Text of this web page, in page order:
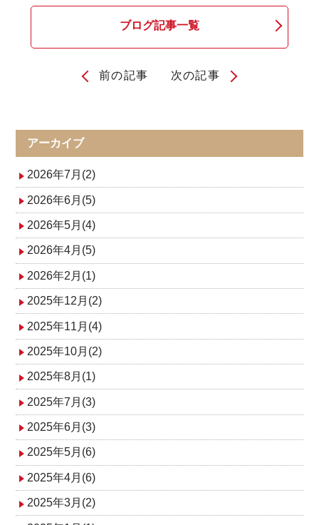
ブログ記事一覧
ナ
ビ
ゲ
ー
シ
ョ
ン
前の記事 次の記事
アーカイブ
2026年7月(2)
2026年6月(5)
2026年5月(4)
2026年4月(5)
2026年2月(1)
2025年12月(2)
2025年11月(4)
2025年10月(2)
2025年8月(1)
2025年7月(3)
2025年6月(3)
2025年5月(6)
2025年4月(6)
2025年3月(2)